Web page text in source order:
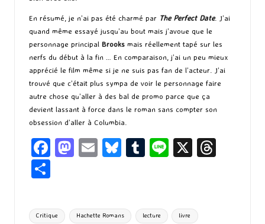
En résumé, je n’ai pas été charmé par The Perfect Date. J’ai
quand même essayé jusqu’au bout mais j’avoue que le
personnage principal Brooks mais réellement tapé sur les
nerfs du début à la fin … En comparaison, j’ai un peu mieux
apprécié le film même si je ne suis pas fan de l’acteur. J’ai
trouvé que c’était plus sympa de voir le personnage faire
autre chose qu’aller à des bal de promo parce que ça
devient lassant à force dans le roman sans compter son
obsession d’aller à Columbia.
Fa
o
M
d
E
l
Bl
ky
T
bl
Li X
ta
Tags:
Critique Hachette Romans lecture livre